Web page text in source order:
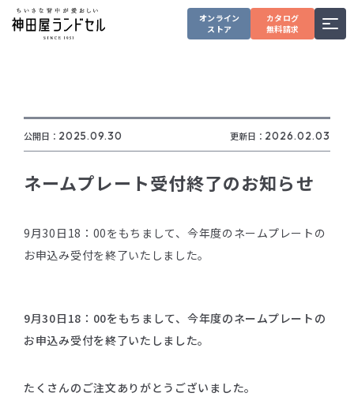
オンライン
ストア
カタログ
無料請求
公開日： 2025.09.30 更新日： 2026.02.03
ネームプレート受付終了のお知らせ
9月30日18：00をもちまして、今年度のネームプレートの
お申込み受付を終了いたしました。
9月30日18：00をもちまして、今年度のネームプレートの
お申込み受付を終了いたしました。
たくさんのご注文ありがとうございました。